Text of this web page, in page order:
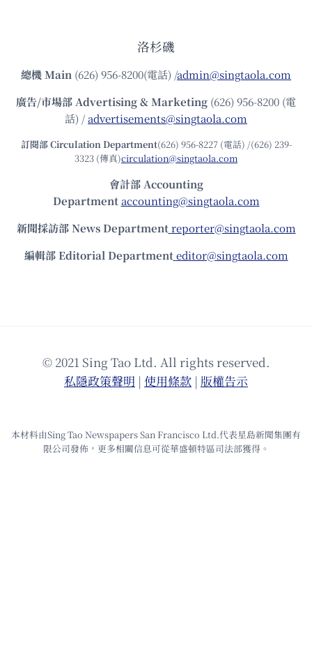
洛杉磯
總機Main (626) 956-8200(電話) /admin@singtaola.com
廣告/市場部Advertising & Marketing (626) 956-8200 (電
話) /advertisements@singtaola.com
訂閱部 Circulation Department(626) 956-8227 (電話) /(626) 239-
3323 (傳真)circulation@singtaola.com
會計部 Accounting
Department accounting@singtaola.com
新聞採訪部 News Department reporter@singtaola.com
編輯部 Editorial Department editor@singtaola.com
© 2021 Sing Tao Ltd. All rights reserved.
私隱政策聲明 | 使⽤條款 | 版權告⽰
本材料由Sing Tao Newspapers San Francisco Ltd.代表星島新聞集團有
限公司發佈，更多相關信息可從華盛頓特區司法部獲得。